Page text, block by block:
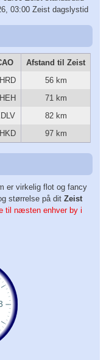
03:00 Zeist dagslystid
Afstand til Zeist
56 km
71 km
82 km
97 km
er virkelig flot og fancy
størrelse på dit Zeist
til næsten enhver by i